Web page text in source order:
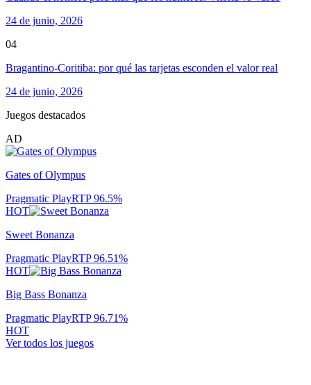
24 de junio, 2026
04
Bragantino-Coritiba: por qué las tarjetas esconden el valor real
24 de junio, 2026
Juegos destacados
AD
Gates of Olympus
Pragmatic PlayRTP96.5%
HOT
Sweet Bonanza
Pragmatic PlayRTP96.51%
HOT
Big Bass Bonanza
Pragmatic PlayRTP96.71%
HOT
Ver todos los juegos